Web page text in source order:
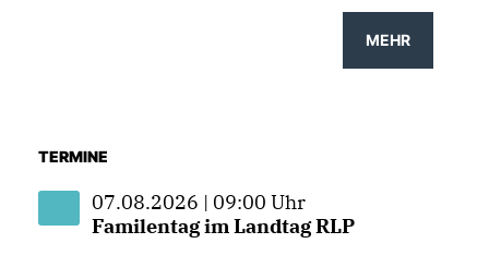
MEHR
TERMINE
07.08.2026 | 09:00 Uhr
Familentag im Landtag RLP